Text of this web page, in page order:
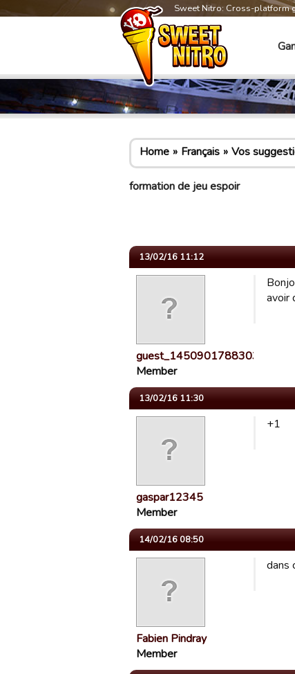
Sweet Nitro: Cross-platform
Home Français Vos
formation de jeu espoir
13/02/16 11:12
guest_1450901788303
Member
avoir
13/02/16 11:30
gaspar12345
Member
+1
14/02/16 08:50
Fabien Pindray
Member
dans